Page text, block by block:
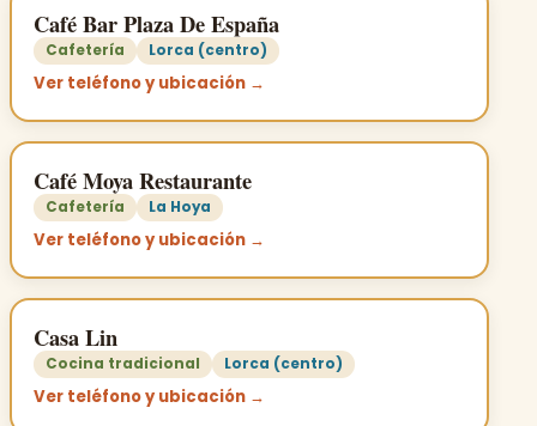
Café Bar Plaza De España
Cafetería Lorca (centro)
Ver teléfono y ubicación →
Café Moya Restaurante
Cafetería La Hoya
Ver teléfono y ubicación →
Casa Lin
Cocina tradicional Lorca (centro)
Ver teléfono y ubicación →